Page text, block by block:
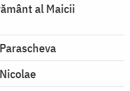
al Maicii